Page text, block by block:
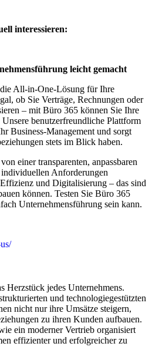
interessieren:
leicht gemacht
All-in-One-Lösung für Ihre
ob Sie Verträge, Rechnungen oder
– mit Büro 365 können Sie Ihre
benutzerfreundliche Plattform
Business-Management und sorgt
stets im Blick haben.
einer transparenten, anpassbaren
Anforderungen
und Digitalisierung – das sind
können. Testen Sie Büro 365
Unternehmensführung sein kann.
Herzstück jedes Unternehmens.
und technologiegestützten
nicht nur ihre Umsätze steigern,
zu ihren Kunden aufbauen.
ein moderner Vertrieb organisiert
effizienter und erfolgreicher zu